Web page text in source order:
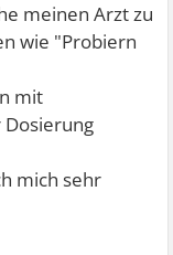
meinen Arzt zu
wie "Probiern
mit
Dosierung
mich sehr